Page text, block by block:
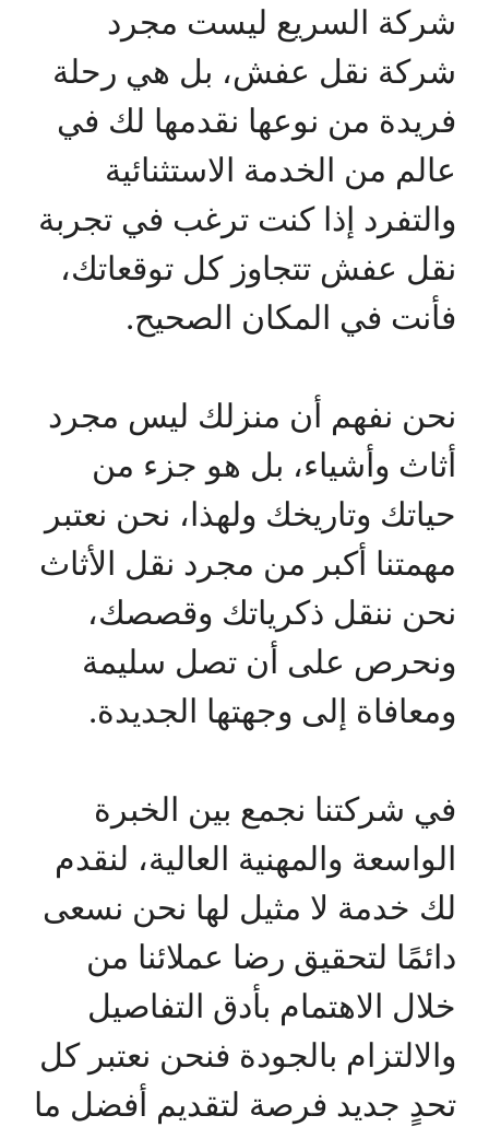
شركة السريع ليست مجرد
شركة نقل عفش، بل هي رحلة
فريدة من نوعها نقدمها لك في
عالم من الخدمة الاستثنائية
والتفرد إذا كنت ترغب في تجربة
نقل عفش تتجاوز كل توقعاتك،
فأنت في المكان الصحيح.
نحن نفهم أن منزلك ليس مجرد
أثاث وأشياء، بل هو جزء من
حياتك وتاريخك ولهذا، نحن نعتبر
مهمتنا أكبر من مجرد نقل الأثاث
نحن ننقل ذكرياتك وقصصك،
ونحرص على أن تصل سليمة
ومعافاة إلى وجهتها الجديدة.
في شركتنا نجمع بين الخبرة
الواسعة والمهنية العالية، لنقدم
لك خدمة لا مثيل لها نحن نسعى
دائمًا لتحقيق رضا عملائنا من
خلال الاهتمام بأدق التفاصيل
والالتزام بالجودة فنحن نعتبر كل
تحدٍ جديد فرصة لتقديم أفضل ما